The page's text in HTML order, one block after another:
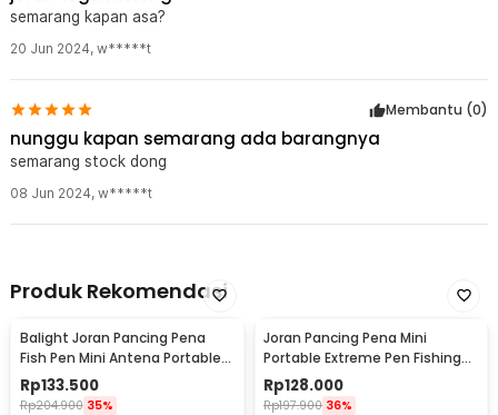
1 x GHOTDA Joran Pancing Spinning Carbon Fiber 9 Section 3M -
semarang kapan asa?
20 Jun 2024, w*****t
Membantu (0)
nunggu kapan semarang ada barangnya
semarang stock dong
08 Jun 2024, w*****t
Produk Rekomendasi
Balight Joran Pancing Pena
Fish Pen Mini Antena Portable
Rod 1.4M - ST-Y0011 / YL100
Rp133.500
Rp204.900 35%
Joran Pancing Pena Mini
Portable Extreme Pen Fishing
Rod Length 1.5M - YL100
Rp128.000
Rp197.900 36%